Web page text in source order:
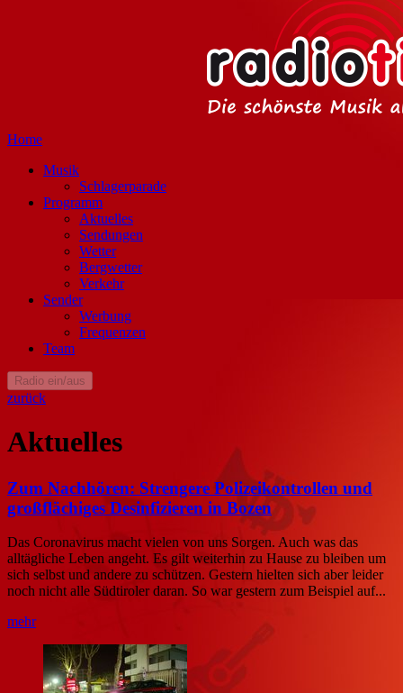
Home
Musik
Schlagerparade
Programm
Aktuelles
Sendungen
Wetter
Bergwetter
Verkehr
Sender
Werbung
Frequenzen
Team
Radio ein/aus
zurück
Aktuelles
Zum Nachhören: Strengere Polizeikontrollen und
großflächiges Desinfizieren in Bozen
Das Coronavirus macht vielen von uns Sorgen. Auch was das
alltägliche Leben angeht. Es gilt weiterhin zu Hause zu bleiben um
sich selbst und andere zu schützen. Gestern hielten sich aber leider
noch nicht alle Südtiroler daran. So war gestern zum Beispiel auf...
mehr